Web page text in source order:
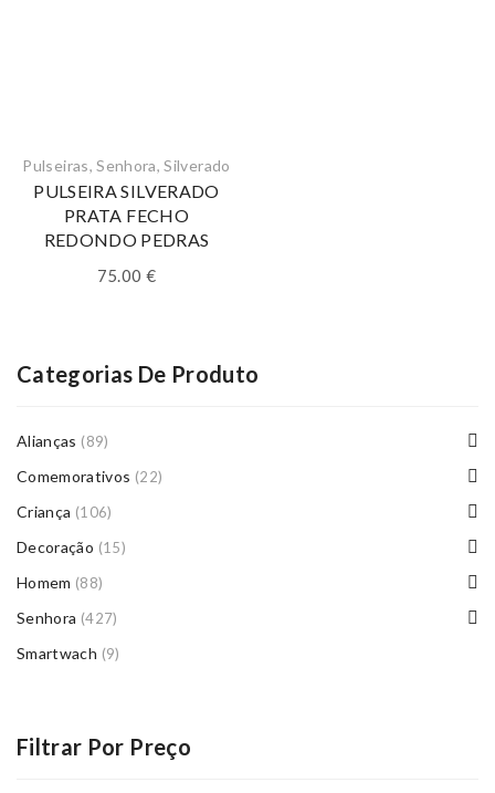
Pulseiras,Senhora,Silverado
PULSEIRA SILVERADO
PRATA FECHO
REDONDO PEDRAS
75.00 €
Categorias De Produto
Alianças (89)
Comemorativos (22)
Criança (106)
Decoração (15)
Homem (88)
Senhora (427)
Smartwach (9)
Filtrar Por Preço